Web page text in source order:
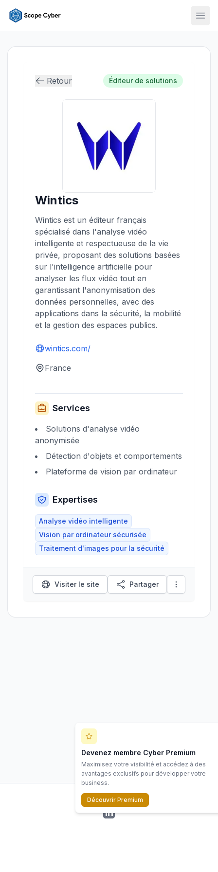
Retour Éditeur de solutions
Wintics
Wintics est un éditeur français
spécialisé dans l'analyse vidéo
intelligente et respectueuse de la vie
privée, proposant des solutions basées
sur l'intelligence artificielle pour
analyser les flux vidéo tout en
garantissant l'anonymisation des
données personnelles, avec des
applications dans la sécurité, la mobilité
et la gestion des espaces publics.
wintics.com/
France
Services
Solutions d'analyse vidéo
anonymisée
Détection d'objets et comportements
Plateforme de vision par ordinateur
Expertises
Analyse vidéo intelligente
Vision par ordinateur sécurisée
Traitement d'images pour la sécurité
Visiter le site Partager
LinkedIn
Devenez membre Cyber Premium
Maximisez votre visibilité et accédez à des
avantages exclusifs pour développer votre
business.
Découvrir Premium